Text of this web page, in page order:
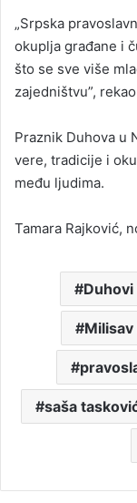
„Srpska
okuplja građane i
što se sve više
zajedništvu”,
Praznik Duhova u
vere, tradicije i
među ljudima.
Tamara Rajković,
Duhovi
Milisav
saša